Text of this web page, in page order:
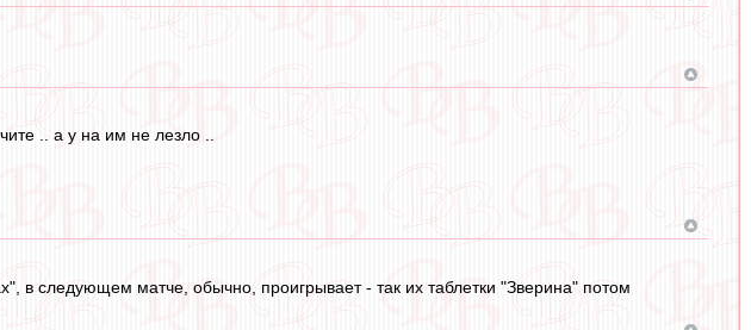
.. а у на им не лезло ..
в следующем матче, обычно, проигрывает - так их таблетки "Зверина" потом